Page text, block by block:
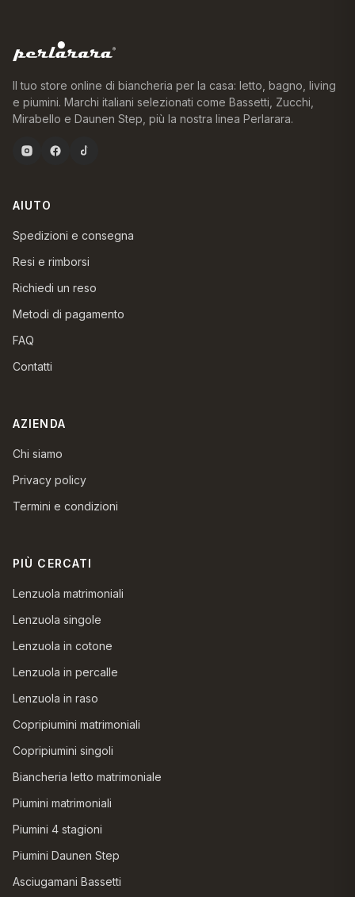
Il tuo store online di biancheria per la casa: letto, bagno, living
e piumini. Marchi italiani selezionati come Bassetti, Zucchi,
Mirabello e Daunen Step, più la nostra linea Perlarara.
AIUTO
Spedizioni e consegna
Resi e rimborsi
Richiedi un reso
Metodi di pagamento
FAQ
Contatti
AZIENDA
Chi siamo
Privacy policy
Termini e condizioni
PIÙ CERCATI
Lenzuola matrimoniali
Lenzuola singole
Lenzuola in cotone
Lenzuola in percalle
Lenzuola in raso
Copripiumini matrimoniali
Copripiumini singoli
Biancheria letto matrimoniale
Piumini matrimoniali
Piumini 4 stagioni
Piumini Daunen Step
Asciugamani Bassetti